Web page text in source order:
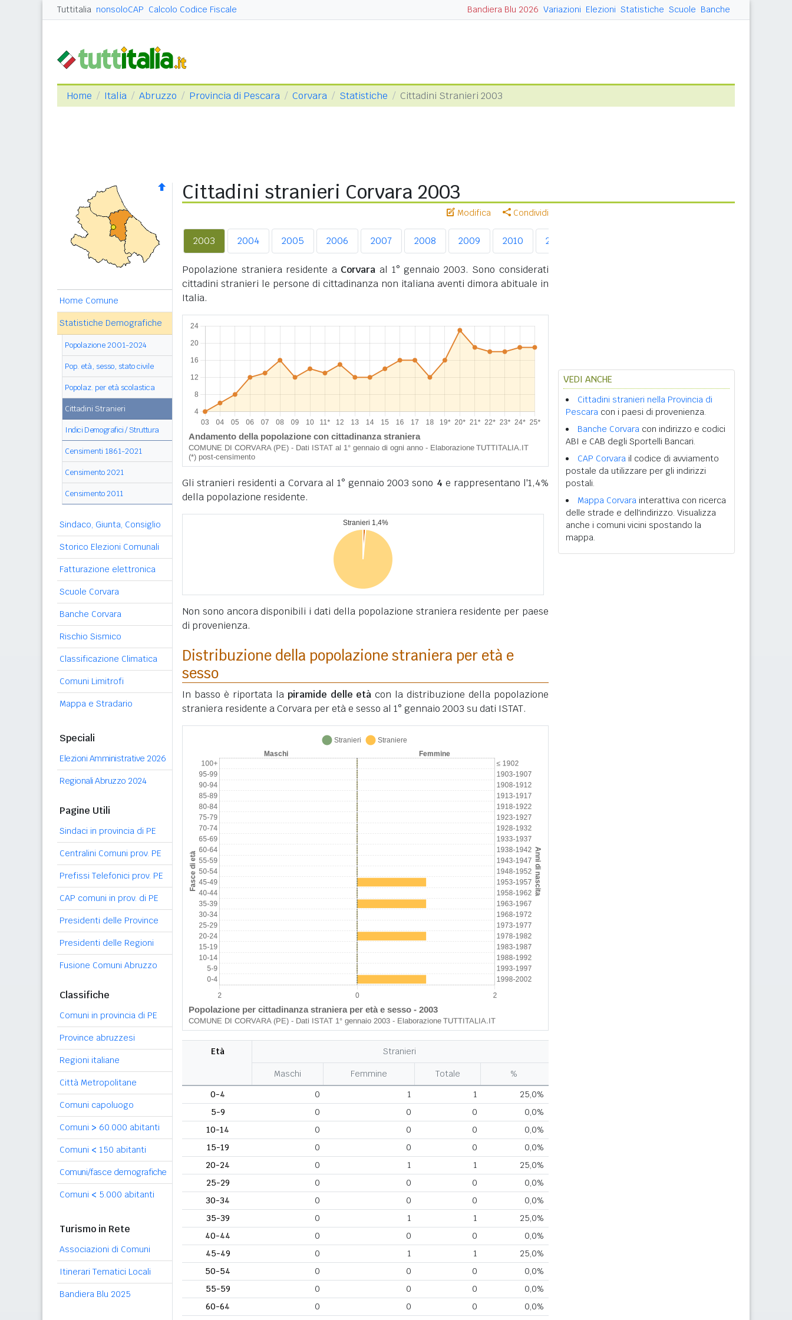
Tuttitalia nonsoloCAP Calcolo Codice Fiscale Bandiera Blu 2026 Variazioni Elezioni Statistiche Scuole Banche
Home Italia Abruzzo Provincia di Pescara Corvara Statistiche Cittadini Stranieri 2003
Home Comune
Statistiche Demografiche
Popolazione 2001-2024
Pop. età, sesso, stato civile
Popolaz. per età scolastica
Cittadini Stranieri
Indici Demografici / Struttura
Censimenti 1861-2021
Censimento 2021
Censimento 2011
Sindaco, Giunta, Consiglio
Storico Elezioni Comunali
Fatturazione elettronica
Scuole Corvara
Banche Corvara
Rischio Sismico
Classificazione Climatica
Comuni Limitrofi
Mappa e Stradario
Speciali
Elezioni Amministrative 2026
Regionali Abruzzo 2024
Pagine Utili
Sindaci in provincia di PE
Centralini Comuni prov. PE
Prefissi Telefonici prov. PE
CAP comuni in prov. di PE
Presidenti delle Province
Presidenti delle Regioni
Fusione Comuni Abruzzo
Classifiche
Comuni in provincia di PE
Province abruzzesi
Regioni italiane
Città Metropolitane
Comuni capoluogo
Comuni > 60.000 abitanti
Comuni < 150 abitanti
Comuni/fasce demografiche
Comuni < 5.000 abitanti
Turismo in Rete
Associazioni di Comuni
Itinerari Tematici Locali
Bandiera Blu 2025
Cittadini stranieri Corvara 2003
Modifica Condividi
2003 2004 2005 2006 2007 2008 2009 2010 2011
Popolazione straniera residente a Corvara al 1° gennaio 2003. Sono considerati
cittadini stranieri le persone di cittadinanza non italiana aventi dimora abituale in
Italia.
Gli stranieri residenti a Corvara al 1° gennaio 2003 sono 4 e rappresentano l'1,4%
della popolazione residente.
Non sono ancora disponibili i dati della popolazione straniera residente per paese
di provenienza.
Distribuzione della popolazione straniera per età e
sesso
In basso è riportata la piramide delle età con la distribuzione della popolazione
straniera residente a Corvara per età e sesso al 1° gennaio 2003 su dati ISTAT.
Età Stranieri
Maschi Femmine Totale
%
0-4
0 1 1
25,0%
5-9
0 0 0
0,0%
10-14
0 0 0
0,0%
15-19
0 0 0
0,0%
20-24
0 1 1
25,0%
25-29
0 0 0
0,0%
30-34
0 0 0
0,0%
35-39
0 1 1
25,0%
40-44
0 0 0
0,0%
45-49
0 1 1
25,0%
50-54
0 0 0
0,0%
55-59
0 0 0
0,0%
60-64
0 0 0
0,0%
VEDI ANCHE
Cittadini stranieri nella Provincia di
Pescara con i paesi di provenienza.
Banche Corvara con indirizzo e codici
ABI e CAB degli Sportelli Bancari.
CAP Corvara il codice di avviamento
postale da utilizzare per gli indirizzi
postali.
Mappa Corvara interattiva con ricerca
delle strade e dell'indirizzo. Visualizza
anche i comuni vicini spostando la
mappa.